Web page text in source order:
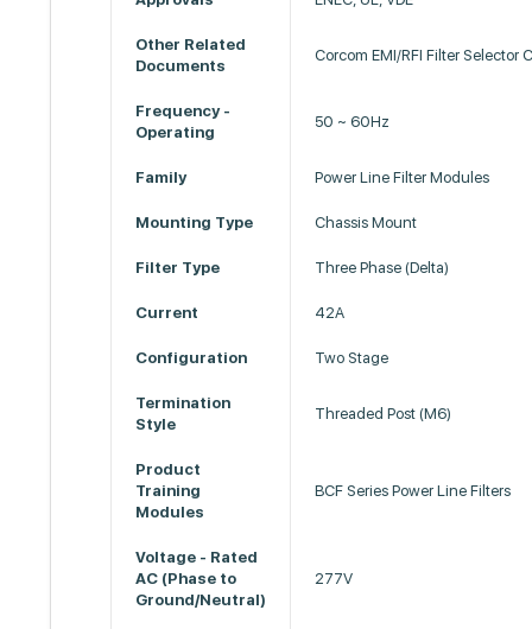
Other Related
Documents
Corcom EMI/RFI Filter Selector
Frequency -
Operating
50 ~ 60Hz
Family Power Line Filter Modules
Mounting Type Chassis Mount
Filter Type Three Phase (Delta)
Current 42A
Configuration Two Stage
Termination
Style
Threaded Post (M6)
Product
Training
Modules
BCF Series Power Line Filters
Voltage - Rated
AC (Phase to
Ground/Neutral)
277V